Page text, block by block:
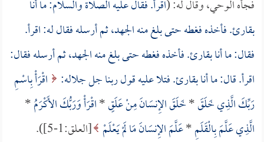
فجأه الوحي، وقال له: (اقرأ. فقال عليه الصلاة والسلام: ما أنا
بقارئ. فأخذه فغطه حتى بلغ منه الجهد، ثم أرسله فقال له: اقرأ.
فقال: ما أنا بقارئ. فأخذه فغطه حتى بلغ منه الجهد، ثم أرسله فقال:
اقرأ. قال: ما أنا بقارئ. فتلا عليه قول ربنا جل جلاله:
اقْرَأْ بِاسْمِ
رَبِّكَ الَّذِي خَلَقَ*خَلَقَ الإِنسَانَ مِنْ عَلَقٍ*اقْرَأْ وَرَبُّكَ الأَكْرَمُ*
الَّذِي عَلَّمَ بِالْقَلَمِ*عَلَّمَ الإِنسَانَ مَا لَمْ يَعْلَمْ
[العلق:1-5]).